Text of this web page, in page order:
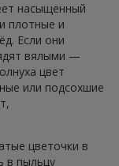
насыщенный
плотные и
Если они
вялыми —
цвет
или подсохшие
цветочки в
в пыльцу